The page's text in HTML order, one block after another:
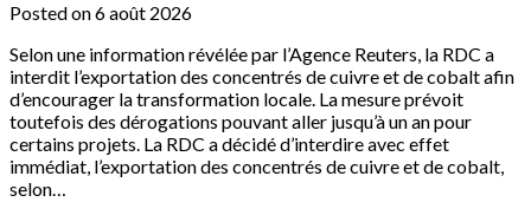
Posted on 6 août 2026
Selon une information révélée par l’Agence Reuters, la RDC a
interdit l’exportation des concentrés de cuivre et de cobalt afin
d’encourager la transformation locale. La mesure prévoit
toutefois des dérogations pouvant aller jusqu’à un an pour
certains projets. La RDC a décidé d’interdire avec effet
immédiat, l’exportation des concentrés de cuivre et de cobalt,
selon…